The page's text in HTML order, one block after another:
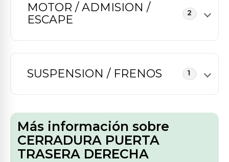
MOTOR / ADMISION /
ESCAPE
2
SUSPENSION / FRENOS 1
Más información sobre
CERRADURA PUERTA
TRASERA DERECHA